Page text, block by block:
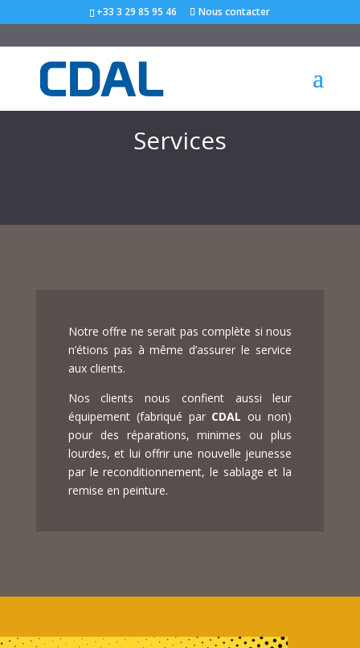
+33 3 29 85 95 46 Nous contacter
Services
Notre offre ne serait pas complète si nous
n’étions pas à même d’assurer le service
aux clients.
Nos clients nous confient aussi leur
équipement (fabriqué par CDAL ou non)
pour des réparations, minimes ou plus
lourdes, et lui offrir une nouvelle jeunesse
par le reconditionnement, le sablage et la
remise en peinture.